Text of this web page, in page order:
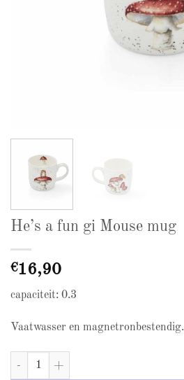
He’s a fun gi Mouse mug
€16,90
capaciteit: 0.3
Vaatwasser en magnetronbestendig.
He's a fun gi Mouse mug aantal